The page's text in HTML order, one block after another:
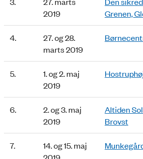
2019
Grenen,
4.
27. og 28.
marts 2019
5.
1. og 2. maj
2019
6.
2. og 3. maj
2019
Altiden
Brovst
7.
14. og 15. maj